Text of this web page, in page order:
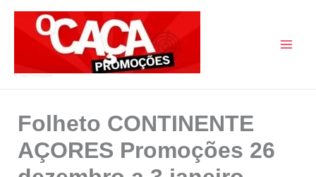
Folheto CONTINENTE
AÇORES Promoções 26